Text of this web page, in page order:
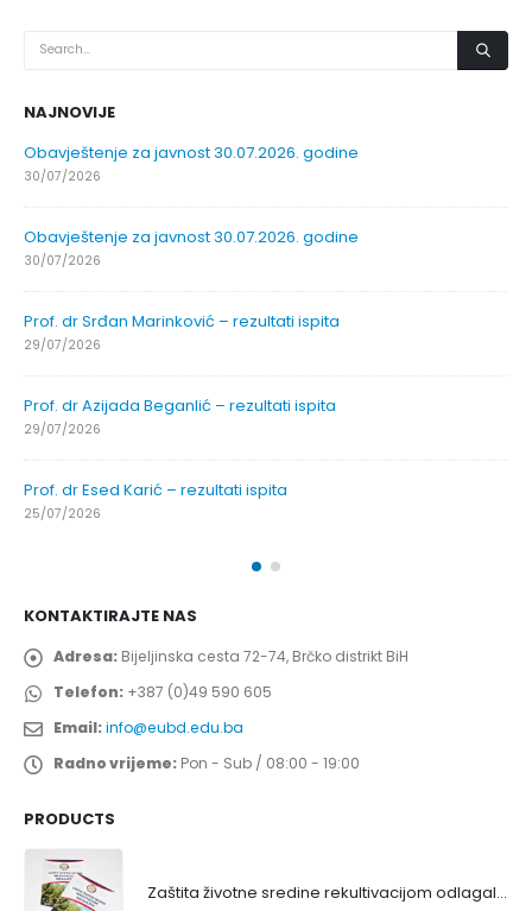
NAJNOVIJE
Obavještenje za javnost 30.07.2026. godine
30/07/2026
Obavještenje za javnost 30.07.2026. godine
30/07/2026
Prof. dr Srđan Marinković – rezultati ispita
29/07/2026
Prof. dr Azijada Beganlić – rezultati ispita
29/07/2026
Prof. dr Esed Karić – rezultati ispita
25/07/2026
KONTAKTIRAJTE NAS
Adresa: Bijeljinska cesta 72-74, Brčko distrikt BiH
Telefon: +387 (0)49 590 605
Email:info@eubd.edu.ba
Radno vrijeme: Pon - Sub / 08:00 - 19:00
PRODUCTS
Zaštita životne sredine rekultivacijom odlagališta